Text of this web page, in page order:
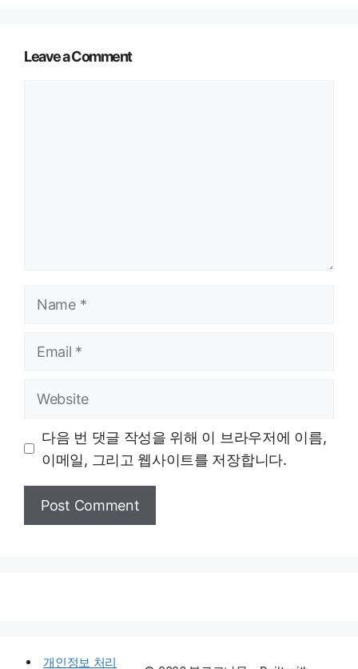
Leave a Comment
Website
다음 번 댓글 작성을 위해 이 브라우저에 이름,
이메일, 그리고 웹사이트를 저장합니다.
개인정보 처리